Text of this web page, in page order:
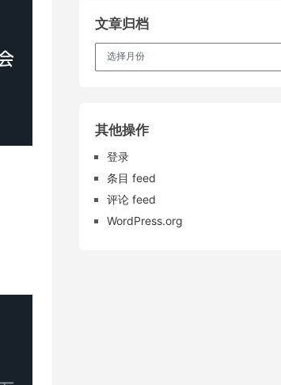
文章归档
其他操作
登录
条目 feed
评论 feed
WordPress.org